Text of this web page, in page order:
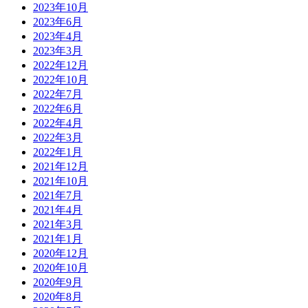
2023年10月
2023年6月
2023年4月
2023年3月
2022年12月
2022年10月
2022年7月
2022年6月
2022年4月
2022年3月
2022年1月
2021年12月
2021年10月
2021年7月
2021年4月
2021年3月
2021年1月
2020年12月
2020年10月
2020年9月
2020年8月